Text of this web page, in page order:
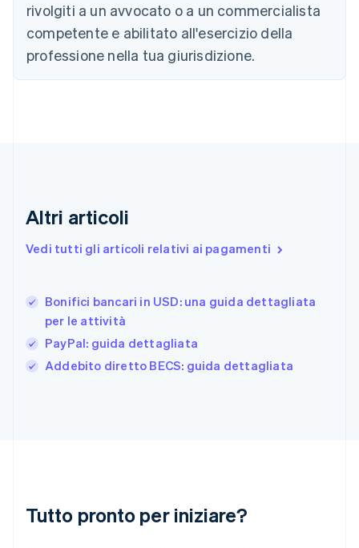
rivolgiti a un avvocato o a un commercialista
competente e abilitato all'esercizio della
professione nella tua giurisdizione.
Altri articoli
Vedi tutti gli articoli relativi ai pagamenti
Bonifici bancari in USD: una guida dettagliata
per le attività
PayPal: guida dettagliata
Addebito diretto BECS: guida dettagliata
Tutto pronto per iniziare?
English
Croazia
English
Danimarca
English
FrançaisEnglish
DeutschEnglish
Gibilterra
Grecia
English
India
Lituania